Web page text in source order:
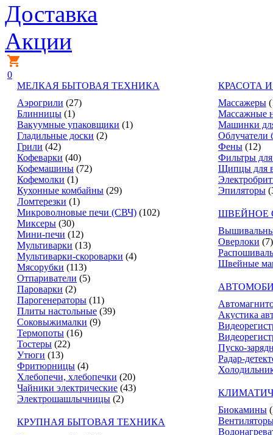
Доставка
Акции
0
МЕЛКАЯ БЫТОВАЯ ТЕХНИКА
Аэрогрили (27)
Блинницы (1)
Вакуумные упаковщики (1)
Гладильные доски (2)
Грили (42)
Кофеварки (40)
Кофемашины (72)
Кофемолки (1)
Кухонные комбайны (29)
Ломтерезки (1)
Микроволновые печи (СВЧ) (102)
Миксеры (30)
Мини-печи (12)
Мультиварки (13)
Мультиварки-скороварки (4)
Мясорубки (113)
Отпариватели (5)
Пароварки (2)
Парогенераторы (11)
Плиты настольные (39)
Соковыжималки (9)
Термопоты (16)
Тостеры (22)
Утюги (13)
Фритюрницы (4)
Хлебопечи, хлебопечки (20)
Чайники электрические (43)
Электрошашлычницы (2)
КРУПНАЯ БЫТОВАЯ ТЕХНИКА
КРАСОТА
Массажеры
Массажные
Машинки
Облучатели
Фены (12)
Фильтры
Щипцы для
Эпиляторы
ШВЕЙНОЕ
Оверлоки (7)
Швейные
Акустика
Пуско-
Радар-
Биокамины